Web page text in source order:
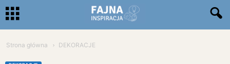
Strona główna DEKORACJE